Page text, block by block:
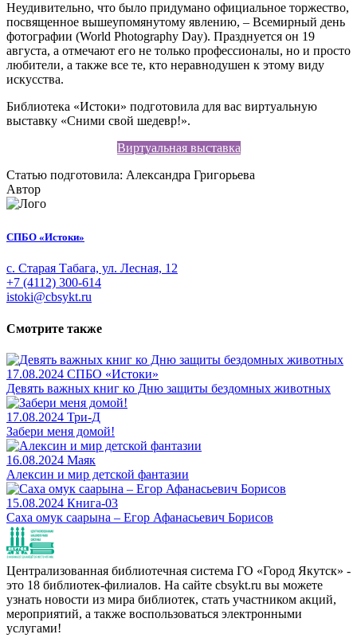
Неудивительно, что было придумано официальное торжество,
посвященное вышеупомянутому явлению, – Всемирный день
фотографии (World Photography Day). Празднуется он 19
августа, а отмечают его не только профессионалы, но и просто
любители, а также все те, кто неравнодушен к этому виду
искусства.
Библиотека «Истоки» подготовила для вас виртуальную
выставку «Сними свой шедевр!».
Виртуальная выставка
Статью подготовила: Александра Григорьева
Автор
СПБО «Истоки»
с. Старая Табага, ул. Лесная, 12
+7 (4112) 300-614
istoki@cbsykt.ru
Смотрите также
17.08.2024 СПБО «Истоки»
Девять важных книг ко Дню защиты бездомных животных
17.08.2024 Три-Д
Забери меня домой!
16.08.2024 Маяк
Алексин и мир детской фантазии
15.08.2024 Книга-03
Саха омук саарына – Егор Афанасьевич Борисов
Централизованная библиотечная система ГО «Город Якутск» -
это 18 библиотек-филиалов. На сайте cbsykt.ru вы можете
узнать новости из мира библиотек, стать участником акций,
мероприятий, а также воспользоваться электронными
услугами!